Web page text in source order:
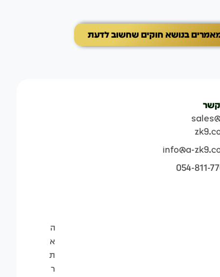
בנושא חוקים שחשוב לדעת
קשר
info@a-
054-811-
ה
א
ת
ר